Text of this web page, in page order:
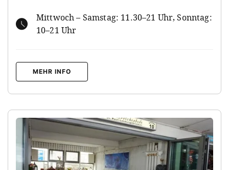
Mittwoch – Samstag: 11.30–21 Uhr, Sonntag:
10–21 Uhr
MEHR INFO